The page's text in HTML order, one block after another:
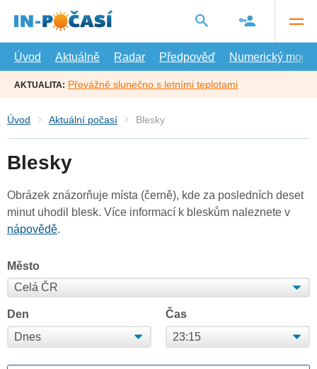
hlavní
Úvod
Aktuálně Radar Předpověď Numerický model
AKTUALITA: Převážně slunečno s letními teplotami
Úvod Aktuální počasí Blesky
Blesky
Obrázek znázorňuje místa (černě), kde za posledních deset
minut uhodil blesk. Více informací k bleskům naleznete v
nápovědě.
Město
Den Čas